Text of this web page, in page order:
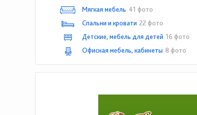
Мягкая мебель 41 фото
Спальни и кровати 22 фото
Детские, мебель для детей 16 фото
Офисная мебель, кабинеты 8 фото